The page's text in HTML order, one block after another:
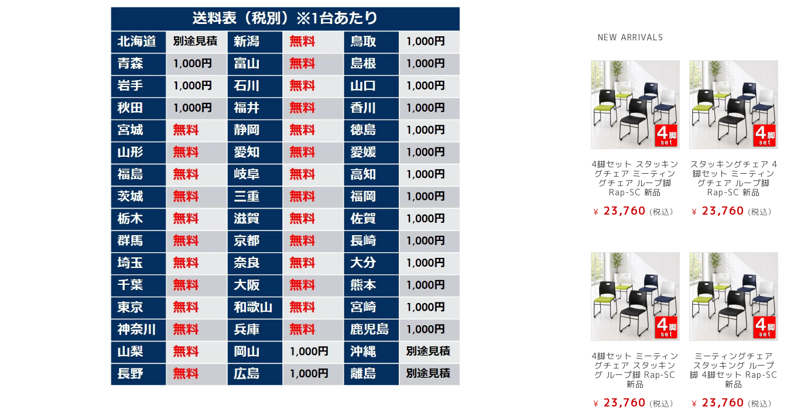
デ
ス
ク
ワ
ゴ
ン
事
務
ワ
ゴ
ン
カ
ギ
付
き
SDM-
IS46A2SAWNN
中
古
個
で
す。
NEW ARRIVALS
4脚セット スタッキン
グチェア ミーティン
グチェア ループ脚
Rap-SC 新品
¥ 23,760 (税込）
スタッキングチェア 4
脚セット ミーティン
グチェア ループ脚
Rap-SC 新品
¥ 23,760 (税込）
4脚セット ミーティン
グチェア スタッキン
グ ループ脚 Rap-SC
新品
¥ 23,760 (税込）
ミーティングチェア
スタッキング ループ
脚 4脚セット Rap-SC
新品
¥ 23,760 (税込）